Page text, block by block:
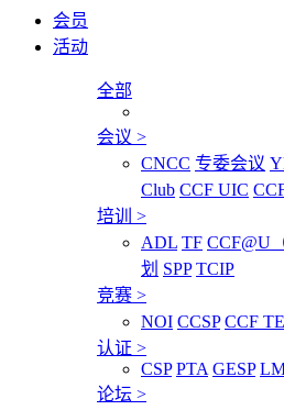
会员
活动
全部
会议 >
CNCC 专委会议
Club CCF UIC
培训 >
ADL TF CCF@U
划 SPP TCIP
竞赛 >
NOI CCSP CCF
认证 >
CSP PTA GESP
论坛 >